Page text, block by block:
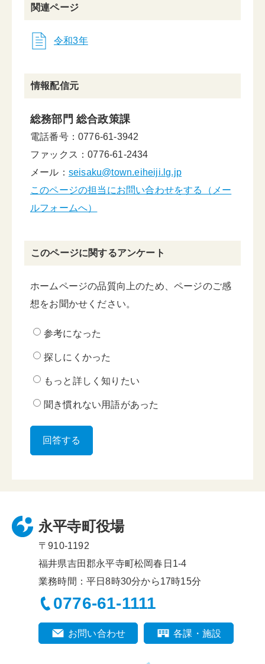
関連ページ
令和3年
情報配信元
総務部門 総合政策課
電話番号：0776-61-3942
ファックス：0776-61-2434
メール： seisaku@town.eiheiji.lg.jp
このページの担当にお問い合わせをする（メー
ルフォームへ）
このページに関するアンケート
ホームページの品質向上のため、ページのご感
想をお聞かせください。
参考になった
探しにくかった
もっと詳しく知りたい
聞き慣れない用語があった
永平寺町役場
〒910-1192
福井県吉田郡永平寺町松岡春日1-4
業務時間：平日8時30分から17時15分
0776-61-1111
お問い合わせ 各課・施設